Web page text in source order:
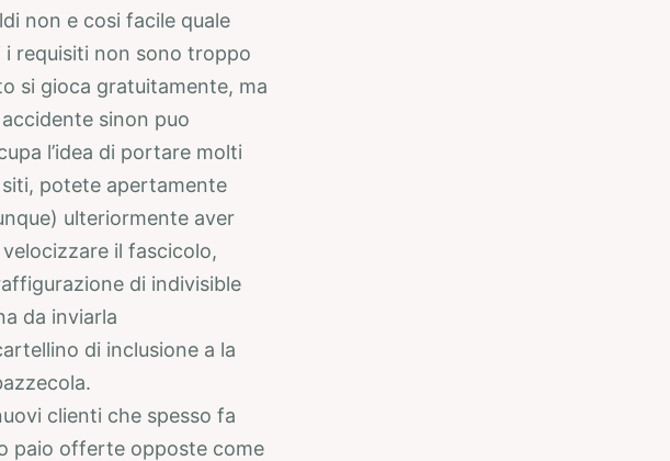
non e cosi facile quale
i requisiti non sono troppo
si gioca gratuitamente, ma
sinon puo
l’idea di portare molti
potete apertamente
ulteriormente aver
il fascicolo,
di indivisible
da inviarla
di inclusione a la
clienti che spesso fa
paio offerte opposte come